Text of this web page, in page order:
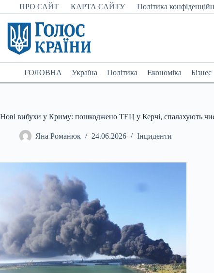
Перейти
до
вмісту
ПРО САЙТ КАРТА САЙТУ Політика
ГОЛОВНА Україна Політика Економіка Бізнес
Нові вибухи у Криму: пошкоджено ТЕЦ у Керчі, спалахують
Яна Романюк 24.06.2026 Інциденти